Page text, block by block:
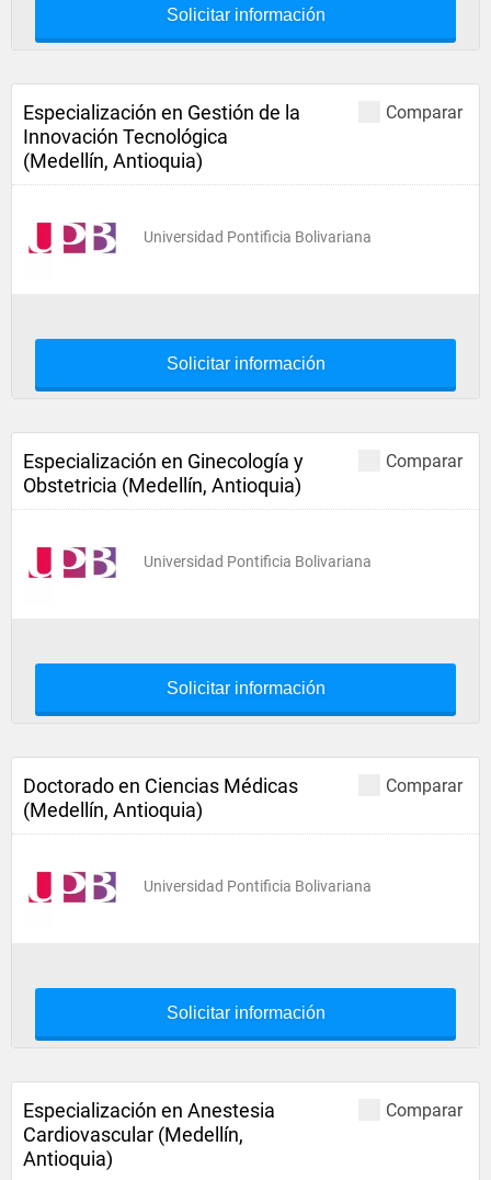
Solicitar información
Comparar
Especialización en Gestión de la
Innovación Tecnológica
(Medellín, Antioquia)
Universidad Pontificia Bolivariana
Solicitar información
Comparar
Especialización en Ginecología y
Obstetricia (Medellín, Antioquia)
Universidad Pontificia Bolivariana
Solicitar información
Comparar
Doctorado en Ciencias Médicas
(Medellín, Antioquia)
Universidad Pontificia Bolivariana
Solicitar información
Comparar
Especialización en Anestesia
Cardiovascular (Medellín,
Antioquia)